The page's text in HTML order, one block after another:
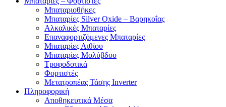
Μπαταριοθήκες
Μπαταρίες Silver Oxide – Βαρηκοΐας
Αλκαλικές Μπαταρίες
Επαναφορτιζόμενες Μπαταρίες
Μπαταρίες Λιθίου
Μπαταρίες Μολύβδου
Τροφοδοτικά
Φορτιστές
Μετατροπέας Τάσης Inverter
Πληροφορική
Αποθηκευτικά Μέσα